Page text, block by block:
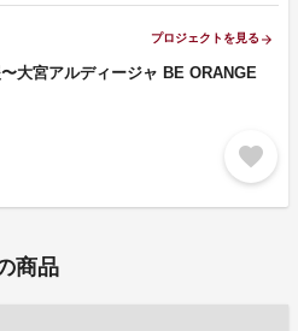
プロジェクトを見る arrow_forward
大宮アルディージャ BE ORANGE
favorite
商品